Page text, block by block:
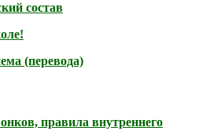
состав
(перевода)
правила внутреннего